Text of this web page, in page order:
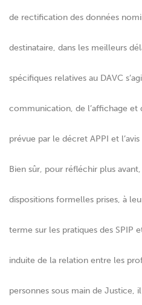
de rectification des données
destinataire, dans les meilleurs
spécifiques relatives au DAVC
communication, de l’affichage et
prévue par le décret APPI et l’avis
Bien sûr, pour réfléchir plus
dispositions formelles prises, à
terme sur les pratiques des SPIP
induite de la relation entre les
personnes sous main de Justice,